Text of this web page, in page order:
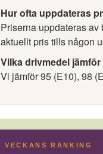
Hur ofta uppdateras
Priserna uppdateras av
aktuellt pris tills någon
Vilka drivmedel
Vi jämför 95 (E10), 98
VECKANS RANKING